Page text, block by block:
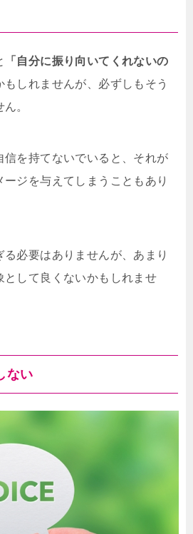
「自分に振り向いてくれないの
もしれませんが、必ずしもそう
。
信を持てないでいると、それが
ジを与えてしまうこともあり
必要はありませんが、あまり
として良くないかもしれませ
ない